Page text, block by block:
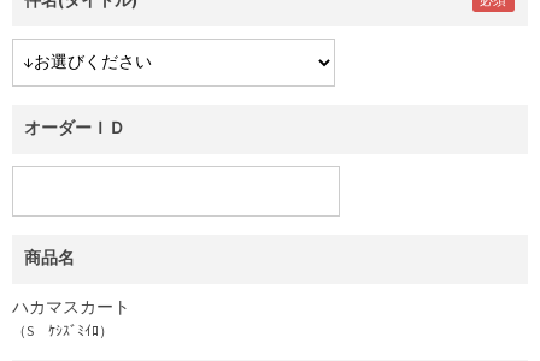
オーダーＩＤ
商品名
ハカマスカート
（S ｹｼｽﾞﾐｲﾛ）